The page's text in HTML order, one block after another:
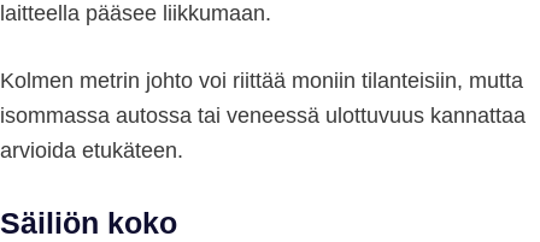
laitteella pääsee liikkumaan.
Kolmen metrin johto voi riittää moniin tilanteisiin, mutta
isommassa autossa tai veneessä ulottuvuus kannattaa
arvioida etukäteen.
Säiliön koko